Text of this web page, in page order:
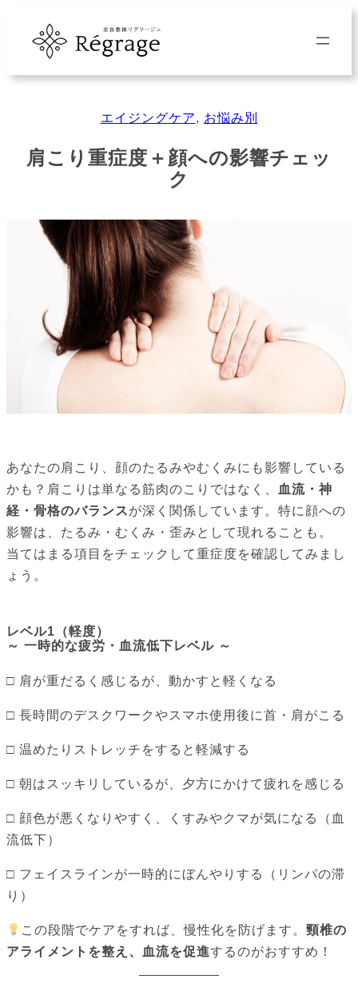
ス
エイジングケア, お悩み別
肩こり重症度＋顔への影響チェッ
ク
あなたの肩こり、顔のたるみやむくみにも影響している
かも？肩こりは単なる筋肉のこりではなく、
血流・神
経・骨格のバランスが深く関係しています。特に顔への
影響は、たるみ・むくみ・歪みとして現れることも。
当てはまる項目をチェックして重症度を確認してみまし
ょう。
レベル1（軽度）
～ 一時的な疲労・血流低下レベル ～
□ 肩が重だるく感じるが、動かすと軽くなる
□ 長時間のデスクワークやスマホ使用後に首・肩がこる
□ 温めたりストレッチをすると軽減する
□ 朝はスッキリしているが、夕方にかけて疲れを感じる
□ 顔色が悪くなりやすく、くすみやクマが気になる（血
流低下）
□ フェイスラインが一時的にぼんやりする（リンパの滞
り）
この段階でケアをすれば、慢性化を防げます。頸椎の
アライメントを整え、血流を促進するのがおすすめ！